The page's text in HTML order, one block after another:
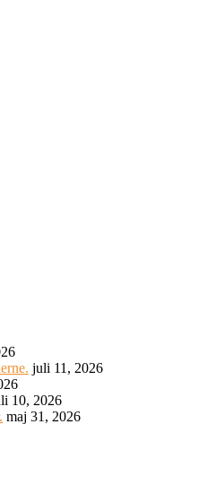
juli 11, 2026
10, 2026
maj 31, 2026